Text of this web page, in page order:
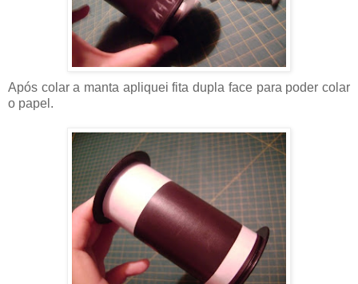
Após colar a manta apliquei fita dupla face para poder colar
o papel.